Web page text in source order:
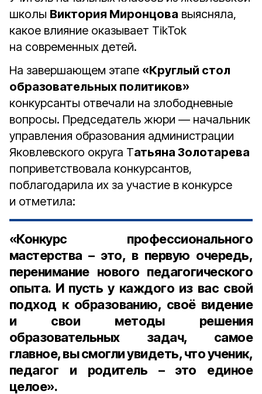
школы Виктория Миронцова выясняла,
какое влияние оказывает TikTok
на современных детей.
На завершающем этапе «Круглый стол
образовательных политиков»
конкурсанты отвечали на злободневные
вопросы. Председатель жюри — начальник
управления образования администрации
Яковлевского округа Татьяна Золотарева
поприветствовала конкурсантов,
поблагодарила их за участие в конкурсе
и отметила:
«Конкурс профессионального
мастерства – это, в первую очередь,
перенимание нового педагогического
опыта. И пусть у каждого из вас свой
подход к образованию, своё видение
и свои методы решения
образовательных задач, самое
главное, вы смогли увидеть, что ученик,
педагог и родитель – это единое
целое».